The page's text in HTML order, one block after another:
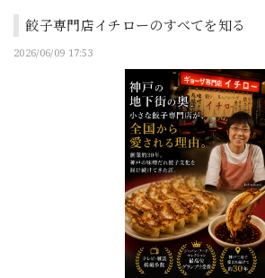
餃子専門店イチローのすべてを知る
2026/06/09 17:53